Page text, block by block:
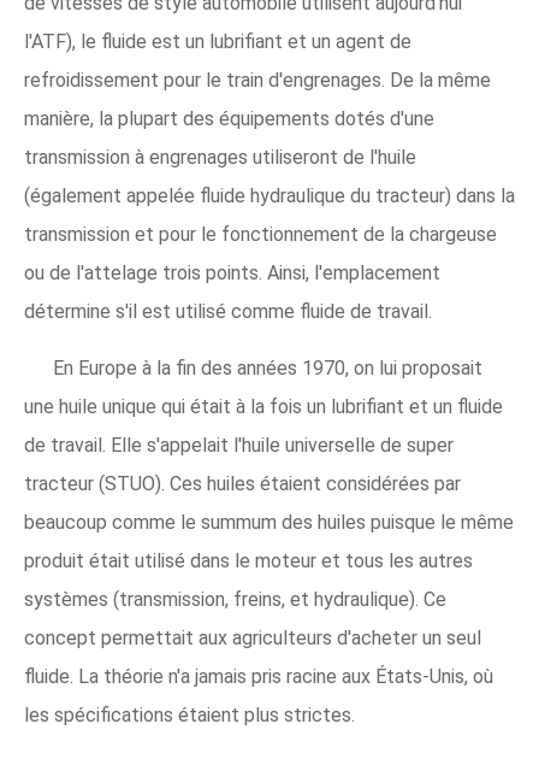
l'ATF), le fluide est un lubrifiant et un agent de
refroidissement pour le train d'engrenages. De la même
manière, la plupart des équipements dotés d'une
transmission à engrenages utiliseront de l'huile
(également appelée fluide hydraulique du tracteur) dans la
transmission et pour le fonctionnement de la chargeuse
ou de l'attelage trois points. Ainsi, l'emplacement
détermine s'il est utilisé comme fluide de travail.
En Europe à la fin des années 1970, on lui proposait
une huile unique qui était à la fois un lubrifiant et un fluide
de travail. Elle s'appelait l'huile universelle de super
tracteur (STUO). Ces huiles étaient considérées par
beaucoup comme le summum des huiles puisque le même
produit était utilisé dans le moteur et tous les autres
systèmes (transmission, freins, et hydraulique). Ce
concept permettait aux agriculteurs d'acheter un seul
fluide. La théorie n'a jamais pris racine aux États-Unis, où
les spécifications étaient plus strictes.